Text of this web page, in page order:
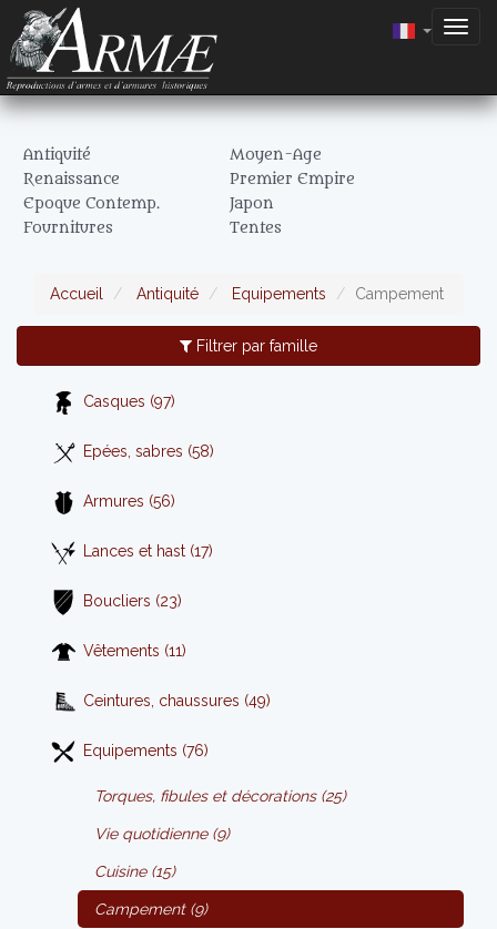
Antiquité
Moyen-Age
Renaissance
Premier Empire
Epoque Contemp.
Japon
Fournitures
Tentes
Accueil Antiquité Equipements Campement
Filtrer par famille
Casques (97)
Epées, sabres (58)
Armures (56)
Lances et hast (17)
Boucliers (23)
Vêtements (11)
Ceintures, chaussures (49)
Equipements (76)
Torques, fibules et décorations (25)
Vie quotidienne (9)
Cuisine (15)
Campement (9)